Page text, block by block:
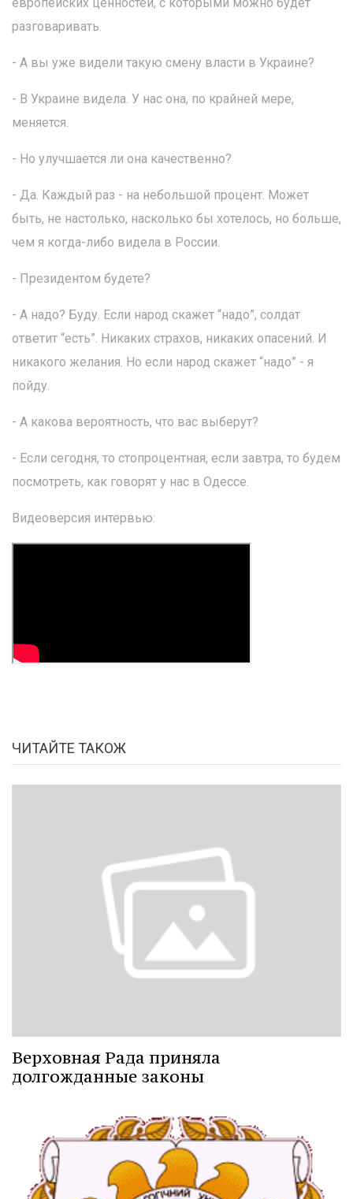
разговаривать.
- А вы уже видели такую смену власти в Украине?
- В Украине видела. У нас она, по крайней мере,
меняется.
- Но улучшается ли она качественно?
- Да. Каждый раз - на небольшой процент. Может
быть, не настолько, насколько бы хотелось, но больше,
чем я когда-либо видела в России.
- Президентом будете?
- А надо? Буду. Если народ скажет “надо”, солдат
ответит “есть”. Никаких страхов, никаких опасений. И
никакого желания. Но если народ скажет “надо” - я
пойду.
- А какова вероятность, что вас выберут?
- Если сегодня, то стопроцентная, если завтра, то будем
посмотреть, как говорят у нас в Одессе.
Видеоверсия интервью:
ЧИТАЙТЕ ТАКОЖ
Верховная Рада приняла
долгожданные законы